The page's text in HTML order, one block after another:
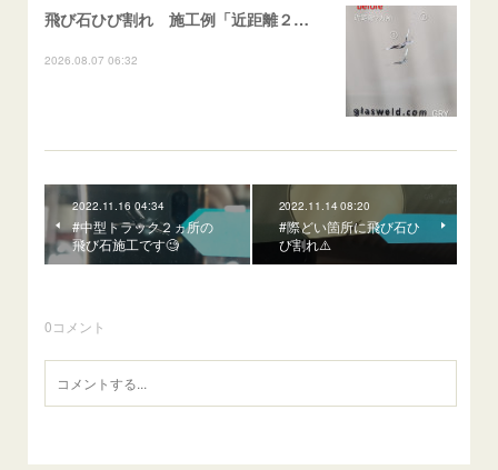
飛び石ひび割れ 施工例「近距離２箇所・パーシャル系+ストレート系」CX-8
2026.08.07 06:32
2022.11.16 04:34
#中型トラック２ヵ所の
飛び石施工です🧐
2022.11.14 08:20
#際どい箇所に飛び石ひ
び割れ⚠️
0コメント